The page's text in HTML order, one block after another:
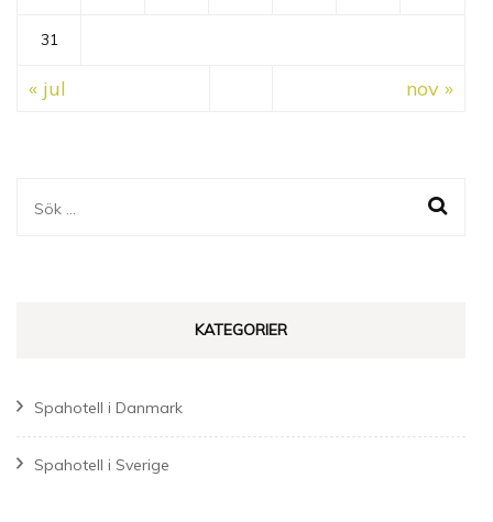
31
« jul nov »
Sök
KATEGORIER
Spahotell i Danmark
Spahotell i Sverige